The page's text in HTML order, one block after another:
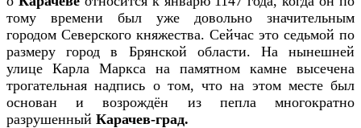
тому времени был уже довольно значительным
городом Северского княжества. Сейчас это седьмой по
размеру город в Брянской области. На нынешней
улице Карла Маркса на памятном камне высечена
трогательная надпись о том, что на этом месте был
основан и возрождён из пепла многократно
разрушенный Карачев-град.